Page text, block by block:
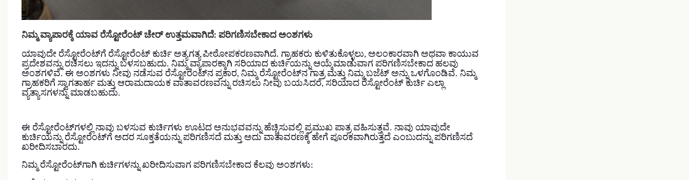
ನಿಮ್ಮ ವ್ಯಾಪಾರಕ್ಕೆ ಯಾವ ರೆಸ್ಟೋರೆಂಟ್ ಚೇರ್ ಉತ್ತಮವಾಗಿದೆ: ಪರಿಗಣಿಸಬೇಕಾದ ಅಂಶಗಳು
ಯಾವುದೇ ರೆಸ್ಟೋರೆಂಟ್‌ಗೆ ರೆಸ್ಟೋರೆಂಟ್ ಕುರ್ಚಿ ಅತ್ಯಗತ್ಯ ಪೀಠೋಪಕರಣವಾಗಿದೆ. ಗ್ರಾಹಕರು ಕುಳಿತುಕೊಳ್ಳಲು, ಅಲಂಕಾರವಾಗಿ ಅಥವಾ ಕಾಯುವ
ಪ್ರದೇಶವನ್ನು ರಚಿಸಲು ಇದನ್ನು ಬಳಸಬಹುದು. ನಿಮ್ಮ ವ್ಯಾಪಾರಕ್ಕಾಗಿ ಸರಿಯಾದ ಕುರ್ಚಿಯನ್ನು ಆಯ್ಕೆಮಾಡುವಾಗ ಪರಿಗಣಿಸಬೇಕಾದ ಹಲವು
ಅಂಶಗಳಿವೆ. ಈ ಅಂಶಗಳು ನೀವು ನಡೆಸುವ ರೆಸ್ಟೋರೆಂಟ್‌ನ ಪ್ರಕಾರ, ನಿಮ್ಮ ರೆಸ್ಟೋರೆಂಟ್‌ನ ಗಾತ್ರ ಮತ್ತು ನಿಮ್ಮ ಬಜೆಟ್ ಅನ್ನು ಒಳಗೊಂಡಿವೆ. ನಿಮ್ಮ
ಗ್ರಾಹಕರಿಗೆ ಸ್ವಾಗತಾರ್ಹ ಮತ್ತು ಆರಾಮದಾಯಕ ವಾತಾವರಣವನ್ನು ರಚಿಸಲು ನೀವು ಬಯಸಿದರೆ, ಸರಿಯಾದ ರೆಸ್ಟೋರೆಂಟ್ ಕುರ್ಚಿ ಎಲ್ಲಾ
ವ್ಯತ್ಯಾಸಗಳನ್ನು ಮಾಡಬಹುದು.
ಈ ರೆಸ್ಟೋರೆಂಟ್‌ಗಳಲ್ಲಿ ನಾವು ಬಳಸುವ ಕುರ್ಚಿಗಳು ಊಟದ ಅನುಭವವನ್ನು ಹೆಚ್ಚಿಸುವಲ್ಲಿ ಪ್ರಮುಖ ಪಾತ್ರ ವಹಿಸುತ್ತವೆ. ನಾವು ಯಾವುದೇ
ಕುರ್ಚಿಯನ್ನು ರೆಸ್ಟೋರೆಂಟ್‌ಗೆ ಅದರ ಸೂಕ್ತತೆಯನ್ನು ಪರಿಗಣಿಸದೆ ಮತ್ತು ಅದು ವಾತಾವರಣಕ್ಕೆ ಹೇಗೆ ಪೂರಕವಾಗಿರುತ್ತದೆ ಎಂಬುದನ್ನು ಪರಿಗಣಿಸದೆ
ಖರೀದಿಸಬಾರದು.
ನಿಮ್ಮ ರೆಸ್ಟೋರೆಂಟ್‌ಗಾಗಿ ಕುರ್ಚಿಗಳನ್ನು ಖರೀದಿಸುವಾಗ ಪರಿಗಣಿಸಬೇಕಾದ ಕೆಲವು ಅಂಶಗಳು: